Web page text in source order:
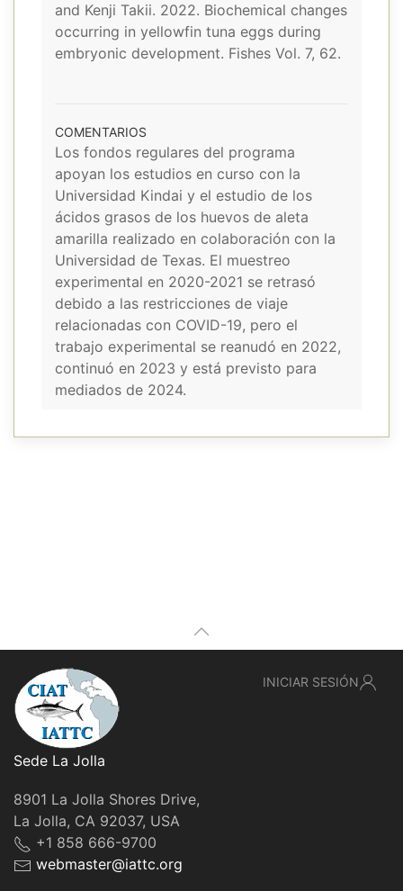
and Kenji Takii. 2022. Biochemical changes
occurring in yellowfin tuna eggs during
embryonic development. Fishes Vol. 7, 62.
COMENTARIOS
Los fondos regulares del programa
apoyan los estudios en curso con la
Universidad Kindai y el estudio de los
ácidos grasos de los huevos de aleta
amarilla realizado en colaboración con la
Universidad de Texas. El muestreo
experimental en 2020-2021 se retrasó
debido a las restricciones de viaje
relacionadas con COVID-19, pero el
trabajo experimental se reanudó en 2022,
continuó en 2023 y está previsto para
mediados de 2024.
Sede La Jolla
8901 La Jolla Shores Drive,
La Jolla, CA 92037, USA
+1 858 666-9700
webmaster@iattc.org
INICIAR SESIÓN